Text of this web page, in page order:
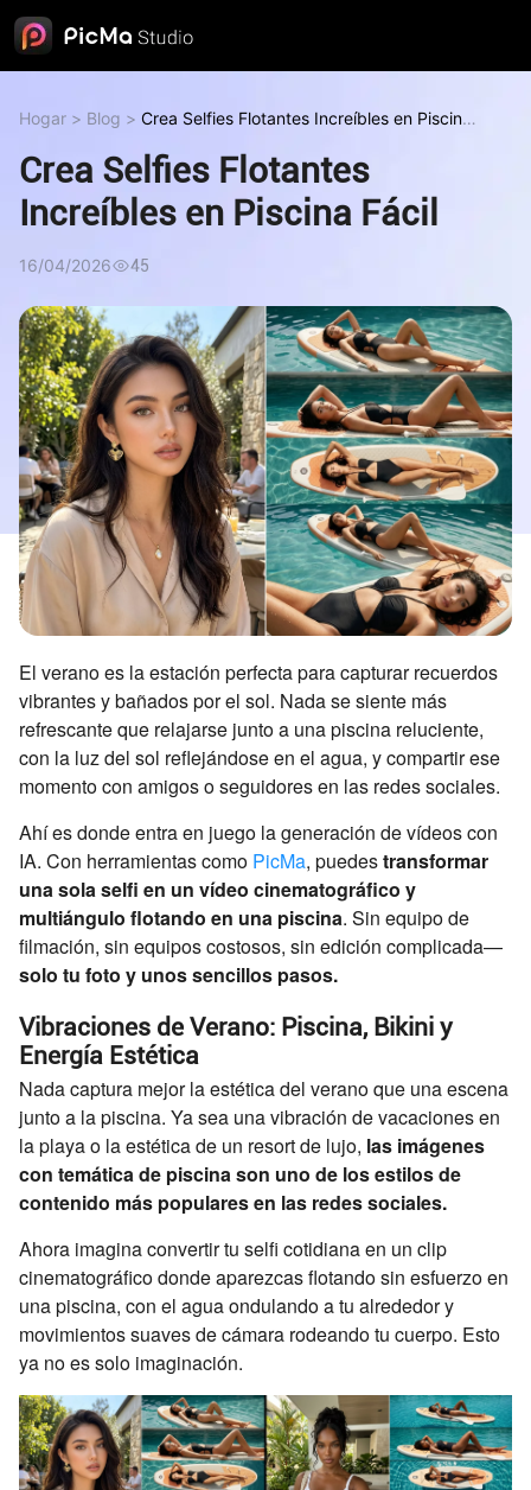
Hogar > Blog > Crea Selfies Flotantes Increíbles en Piscina
Crea Selfies Flotantes
Increíbles en Piscina Fácil
16/04/2026 45
El verano es la estación perfecta para capturar recuerdos
vibrantes y bañados por el sol. Nada se siente más
refrescante que relajarse junto a una piscina reluciente,
con la luz del sol reflejándose en el agua, y compartir ese
momento con amigos o seguidores en las redes sociales.
Ahí es donde entra en juego la generación de vídeos con
IA. Con herramientas como PicMa, puedestransformar
una sola selfi en un vídeo cinematográfico y
multiángulo flotando en una piscina. Sin equipo de
filmación, sin equipos costosos, sin edición complicada—
solo tu foto y unos sencillos pasos.
Vibraciones de Verano: Piscina, Bikini y
Energía Estética
Nada captura mejor la estética del verano que una escena
junto a la piscina. Ya sea una vibración de vacaciones en
la playa o la estética de un resort de lujo, las imágenes
con temática de piscina son uno de los estilos de
contenido más populares en las redes sociales.
Ahora imagina convertir tu selfi cotidiana en un clip
cinematográfico donde aparezcas flotando sin esfuerzo en
una piscina, con el agua ondulando a tu alrededor y
movimientos suaves de cámara rodeando tu cuerpo. Esto
ya no es solo imaginación.